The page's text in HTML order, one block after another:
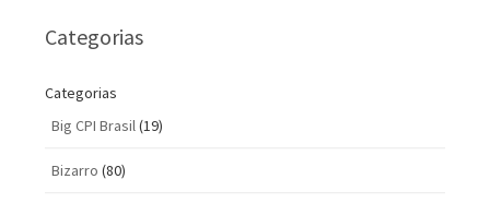
Categorias
Categorias
Big CPI Brasil(19)
Bizarro (80)